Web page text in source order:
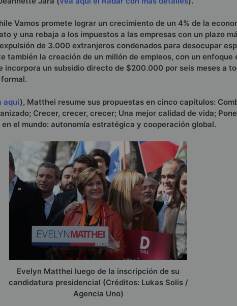
Vamos promete lograr un crecimiento de un 4% de la
y una rebaja a los impuestos a las empresas con un plazo
de 3.000 extranjeros condenados para desocupar
también la creación de un millón de empleos, con un enfoque
incorpora un subsidio directo de $200.000 por seis meses a
aquí), Matthei resume sus propuestas en cinco capítulos:
Crecer, crecer, crecer; Una mejor calidad de vida;
en el mundo: autonomía estratégica y cooperación global.
Evelyn Matthei luego de la inscripción de su
candidatura presidencial (Créditos: Lukas Solis /
Agencia Uno)